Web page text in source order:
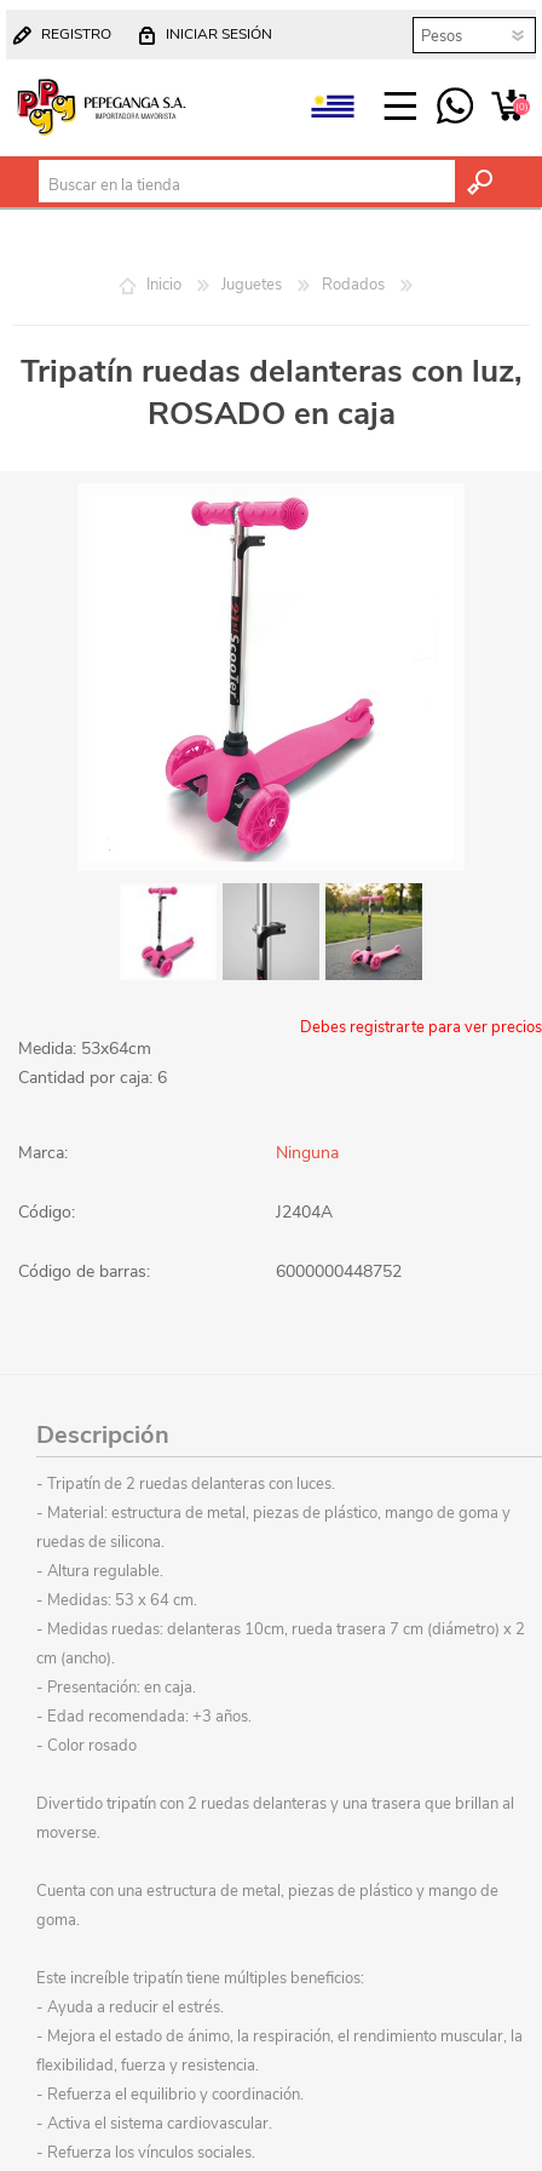
REGISTRO INICIAR SESIÓN
(0)
Inicio Juguetes Rodados
Tripatín ruedas delanteras con luz,
ROSADO en caja
Debes registrarte para ver precios
Medida: 53x64cm
Cantidad por caja: 6
Marca: Ninguna
Código: J2404A
Código de barras: 6000000448752
Descripción
- Tripatín de 2 ruedas delanteras con luces.
- Material: estructura de metal, piezas de plástico, mango de goma y
ruedas de silicona.
- Altura regulable.
- Medidas: 53 x 64 cm.
- Medidas ruedas: delanteras 10cm, rueda trasera 7 cm (diámetro) x 2
cm (ancho).
- Presentación: en caja.
- Edad recomendada: +3 años.
- Color rosado
Divertido tripatín con 2 ruedas delanteras y una trasera que brillan al
moverse.
Cuenta con una estructura de metal, piezas de plástico y mango de
goma.
Este increíble tripatín tiene múltiples beneficios:
- Ayuda a reducir el estrés.
- Mejora el estado de ánimo, la respiración, el rendimiento muscular, la
flexibilidad, fuerza y resistencia.
- Refuerza el equilibrio y coordinación.
- Activa el sistema cardiovascular.
- Refuerza los vínculos sociales.